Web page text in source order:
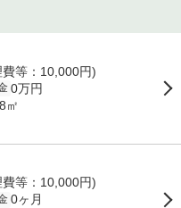
費等：10,000円)
0万円
㎡
費等：10,000円)
0ヶ月